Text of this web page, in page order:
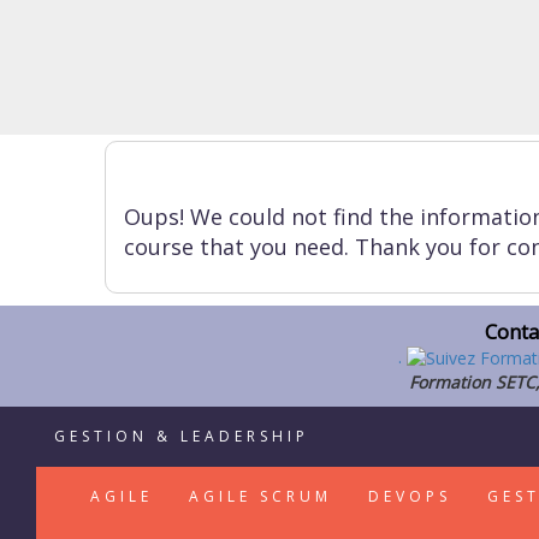
Oups! We could not find the
course that you need. Thank you for
.
Formation
GESTION & LEADERSHIP
AGILE AGILE SCRUM DEVOPS